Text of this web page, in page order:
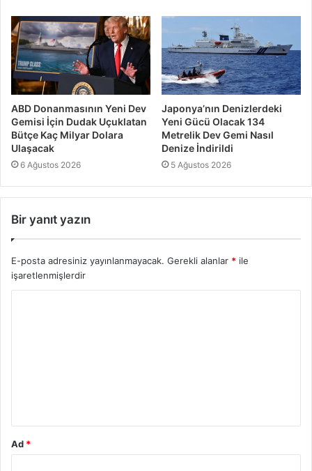
ABD Donanmasının Yeni Dev
Gemisi İçin Dudak Uçuklatan
Bütçe Kaç Milyar Dolara
Ulaşacak
6 Ağustos 2026
Japonya’nın Denizlerdeki
Yeni Gücü Olacak 134
Metrelik Dev Gemi Nasıl
Denize İndirildi
5 Ağustos 2026
Bir yanıt yazın
E-posta adresiniz yayınlanmayacak. Gerekli alanlar * ile
işaretlenmişlerdir
Ad *